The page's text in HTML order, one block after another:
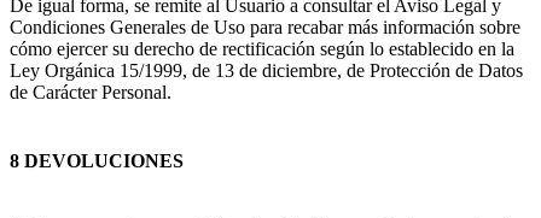
De igual forma, se remite al Usuario a consultar el Aviso Legal y
Condiciones Generales de Uso para recabar más información sobre
cómo ejercer su derecho de rectificación según lo establecido en la
Ley Orgánica 15/1999, de 13 de diciembre, de Protección de Datos
de Carácter Personal.
8 DEVOLUCIONES